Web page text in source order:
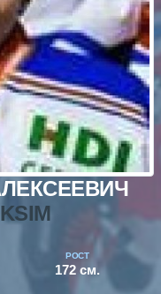
РОСТ
172 см.